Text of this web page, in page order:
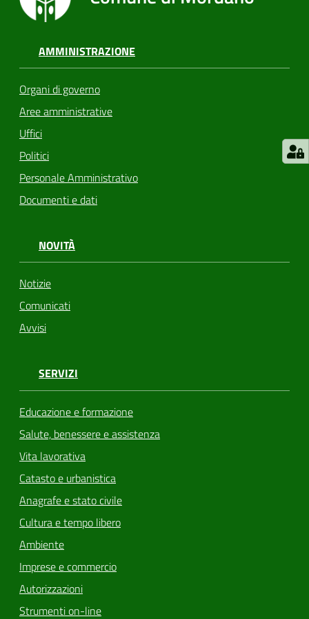
AMMINISTRAZIONE
Organi di governo
Aree amministrative
Uffici
Politici
Personale Amministrativo
Documenti e dati
NOVITÀ
Notizie
Comunicati
Avvisi
SERVIZI
Educazione e formazione
Salute, benessere e assistenza
Vita lavorativa
Catasto e urbanistica
Anagrafe e stato civile
Cultura e tempo libero
Ambiente
Imprese e commercio
Autorizzazioni
Strumenti on-line